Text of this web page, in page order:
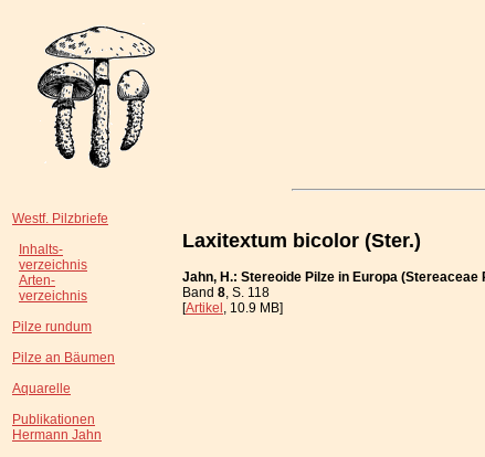
Westf. Pilzbriefe
Inhalts-
verzeichnis
Arten-
verzeichnis
Pilze rundum
Pilze an Bäumen
Aquarelle
Publikationen
Hermann Jahn
Laxitextum bicolor (Ster.)
Jahn, H.: Stereoide Pilze in Europa (Stereaceae
Band 8, S. 118
[Artikel, 10.9 MB]